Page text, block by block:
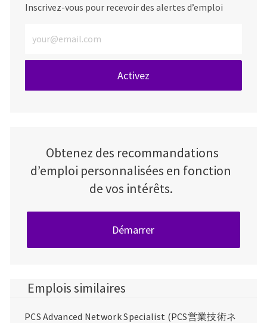
Inscrivez-vous pour recevoir des alertes d’emploi
Activez
Obtenez des recommandations
d’emploi personnalisées en fonction
de vos intérêts.
Démarrer
Emplois similaires
PCS Advanced Network Specialist (PCS営業技術ネ